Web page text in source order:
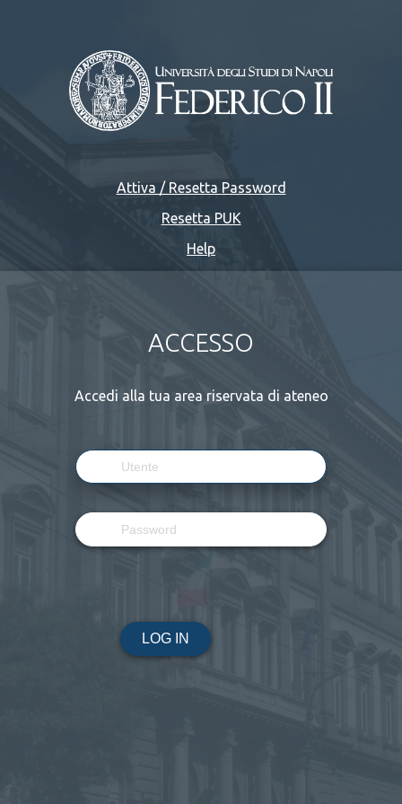
Attiva / Resetta Password
Resetta PUK
Help
ACCESSO
Accedi alla tua area riservata di ateneo